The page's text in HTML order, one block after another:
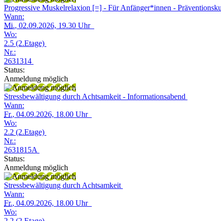
Progressive Muskelrelaxion [=] - Für Anfänger*innen -
Wann:
Mi., 02.09.2026, 19.30 Uhr
Wo:
2.5 (2.Etage)
Nr.:
2631314
Status:
Anmeldung möglich
Stressbewältigung durch Achtsamkeit - Informationsabend
Wann:
Fr., 04.09.2026, 18.00 Uhr
Wo:
2.2 (2.Etage)
Nr.:
2631815A
Status:
Anmeldung möglich
Stressbewältigung durch Achtsamkeit
Wann:
Fr., 04.09.2026, 18.00 Uhr
Wo: